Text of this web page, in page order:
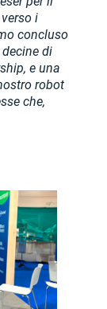
i
concluso
di
e una
robot
che,